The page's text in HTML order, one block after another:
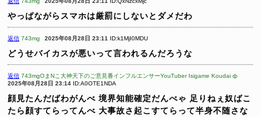
やっぱながらスマホは厳罰にしないとダメだわ
返信 743mg 2025年08月28日 23:11 ID:k1MjI0MDU
どうせバイカスが悪いって言われるんだろうな
返信 743mgOまNこ大神天下のご意見番インフルエンサーYouTuber Isigame Koudai ф
2025年08月28日 23:14 ID:A0OTE1NDA
顔見たんだばわがんべ 境界知能確定だんべゃ 足りねぇ奴ばこ
たら顔すてらってんべ 大事故さ起こすてらって半身不随さな